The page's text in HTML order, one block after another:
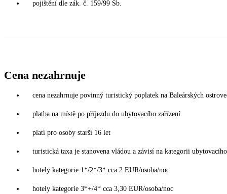
pojištění dle zák. č. 159/99 Sb.
Cena nezahrnuje
cena nezahrnuje povinný turistický poplatek na Baleárských
platba na místě po příjezdu do ubytovacího zařízení
platí pro osoby starší 16 let
turistická taxa je stanovena vládou a závisí na kategorii
hotely kategorie 1*/2*/3* cca 2 EUR/osoba/noc
hotely kategorie 3*+/4* cca 3,30 EUR/osoba/noc